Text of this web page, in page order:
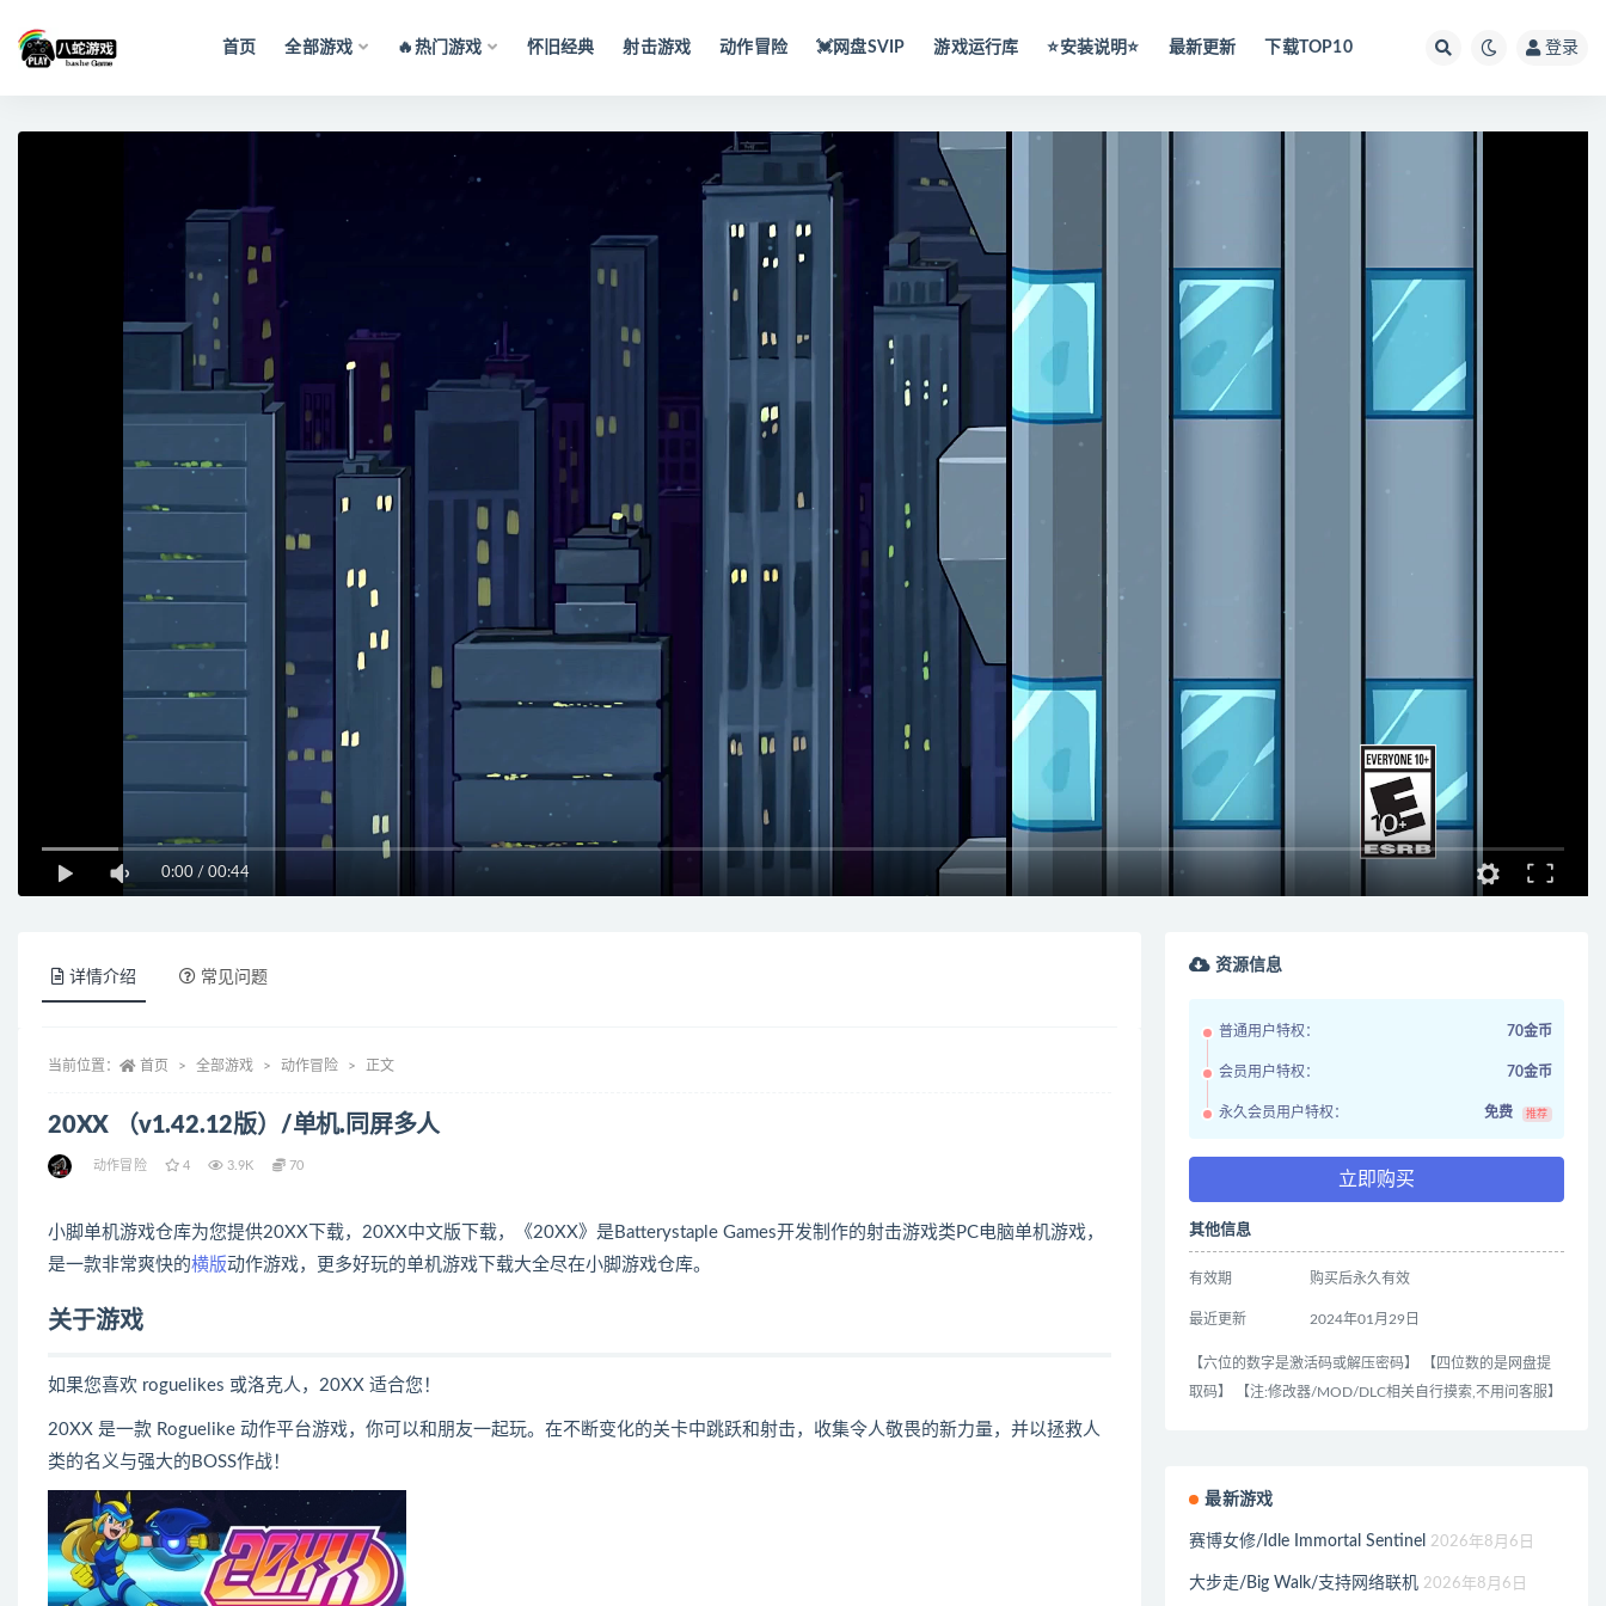
首页 全部游戏 🔥热门游戏 怀旧经典 射击游戏 动作冒险 💓网盘SVIP 游戏运行库 ⭐️安装说明⭐️ 最新更新 下载TOP10 登录
0:00 / 00:44
详情介绍 常见问题
当前位置： 首页 全部游戏 动作冒险 正文
20XX （v1.42.12版）/单机.同屏多人
动作冒险 4 3.9K 70
小脚单机游戏仓库为您提供20XX下载，20XX中文版下载，《20XX》是Batterystaple Games开发制作的射击游戏类PC电脑单机游戏，
是一款非常爽快的横版动作游戏，更多好玩的单机游戏下载大全尽在小脚游戏仓库。
关于游戏
如果您喜欢 roguelikes 或洛克人，20XX 适合您！
20XX 是一款 Roguelike 动作平台游戏，你可以和朋友一起玩。在不断变化的关卡中跳跃和射击，收集令人敬畏的新力量，并以拯救人
类的名义与强大的BOSS作战！
资源信息
普通用户特权： 70金币
会员用户特权： 70金币
永久会员用户特权： 免费 推荐
立即购买
其他信息
有效期 购买后永久有效
最近更新 2024年01月29日
【六位的数字是激活码或解压密码】 【四位数的是网盘提
取码】 【注:修改器/MOD/DLC相关自行摸索,不用问客服】
最新游戏
赛博女修/Idle Immortal Sentinel 2026年8月6日
大步走/Big Walk/支持网络联机 2026年8月6日